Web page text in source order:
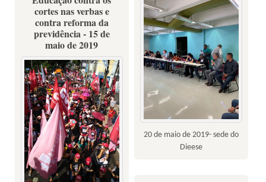
20 de maio de 2019- sede do
Dieese
cortes nas verbas e
contra reforma da
previdência - 15 de
maio de 2019